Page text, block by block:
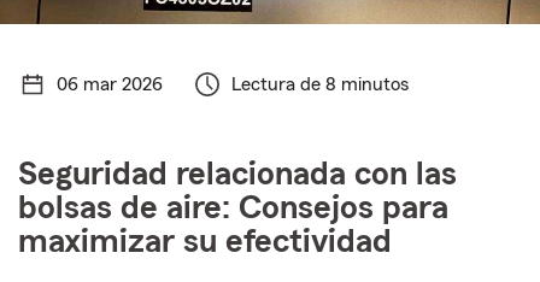
06 mar 2026 Lectura de 8 minutos
Seguridad relacionada con las
bolsas de aire: Consejos para
maximizar su efectividad